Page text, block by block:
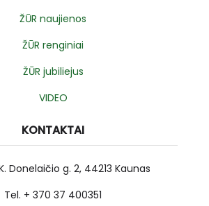
ŽŪR naujienos
ŽŪR renginiai
ŽŪR jubiliejus
VIDEO
KONTAKTAI
Donelaičio g. 2, 44213 Kaunas
Tel. + 370 37 400351